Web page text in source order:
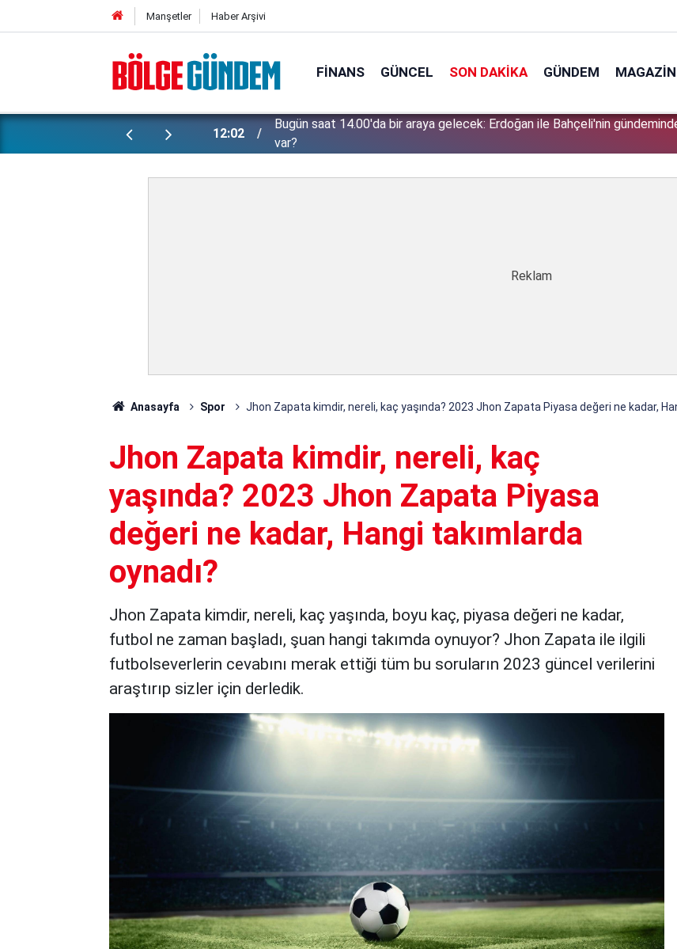
Manşetler Haber Arşivi
FINANS GÜNCEL SON DAKIKA GÜNDEM MAGAZIN
12:02
Bugün saat 14.00'da bir araya gelecek: Erdoğan ile Bahçeli'nin
var?
Anasayfa Spor Jhon Zapata kimdir, nereli, kaç yaşında? 2023 Jhon Zapata Piyasa değeri ne kadar,
Jhon Zapata kimdir, nereli, kaç
yaşında? 2023 Jhon Zapata Piyasa
değeri ne kadar, Hangi takımlarda
oynadı?
Jhon Zapata kimdir, nereli, kaç yaşında, boyu kaç, piyasa değeri ne kadar,
futbol ne zaman başladı, şuan hangi takımda oynuyor? Jhon Zapata ile ilgili
futbolseverlerin cevabını merak ettiği tüm bu soruların 2023 güncel verilerini
araştırıp sizler için derledik.